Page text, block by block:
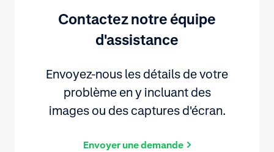
Contactez notre équipe
d'assistance
Envoyez-nous les détails de votre
problème en y incluant des
images ou des captures d'écran.
Envoyer une demande